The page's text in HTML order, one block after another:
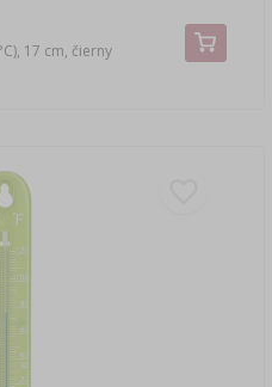
17 cm, čierny